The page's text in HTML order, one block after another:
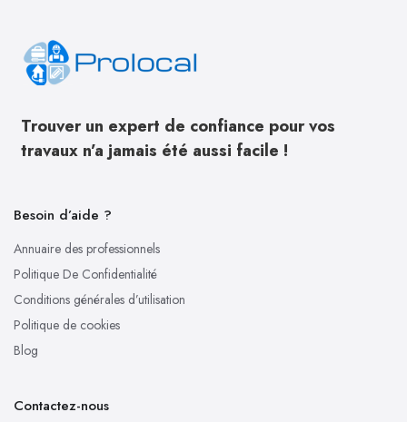
Trouver un expert de confiance pour vos
travaux n’a jamais été aussi facile !
Besoin d’aide ?
Annuaire des professionnels
Politique De Confidentialité
Conditions générales d’utilisation
Politique de cookies
Blog
Contactez-nous